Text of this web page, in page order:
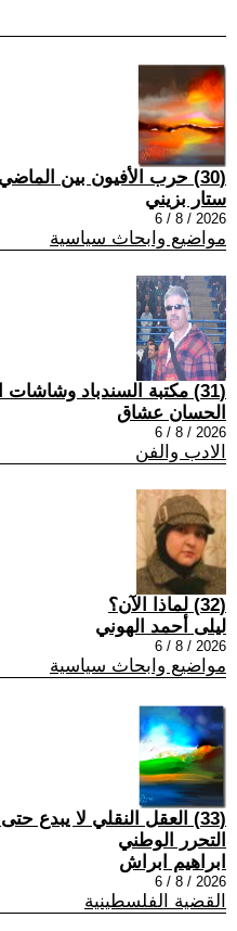
(30) حرب الأفيون بين الماضي و الحاضر
ستار بزيني
2026 / 8 / 6
مواضيع وابحاث سياسية
(31) مكتبة السندباد وشاشات الهاتف النقال
الحسان عشاق
2026 / 8 / 6
الادب والفن
(32) لماذا الآن؟
ليلى أحمد الهوني
2026 / 8 / 6
مواضيع وابحاث سياسية
(33) العقل النقلي لا يبدع
التحرر الوطني
ابراهيم ابراش
2026 / 8 / 6
القضية الفلسطينية